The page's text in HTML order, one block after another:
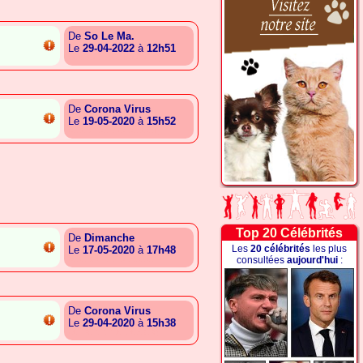
De So Le Ma.
Le 29-04-2022 à 12h51
De Corona Virus
Le 19-05-2020 à 15h52
De Dimanche
Le 17-05-2020 à 17h48
De Corona Virus
Le 29-04-2020 à 15h38
Top 20 Célébrités
Les 20 célébrités les plus
consultées aujourd'hui: